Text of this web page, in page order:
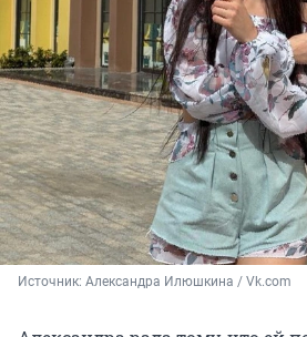
Источник: Александра Илюшкина / Vk.com